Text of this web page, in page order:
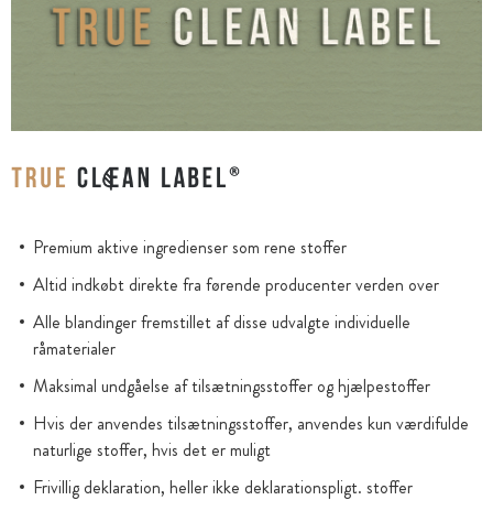
Premium aktive ingredienser som rene stoffer
Altid indkøbt direkte fra førende producenter verden over
Alle blandinger fremstillet af disse udvalgte individuelle
råmaterialer
Maksimal undgåelse af tilsætningsstoffer og hjælpestoffer
Hvis der anvendes tilsætningsstoffer, anvendes kun værdifulde
naturlige stoffer, hvis det er muligt
Frivillig deklaration, heller ikke deklarationspligt. stoffer